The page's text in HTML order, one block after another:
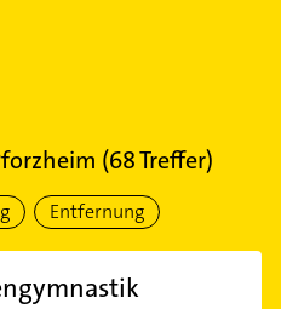
(68Treffer)
Entfernung